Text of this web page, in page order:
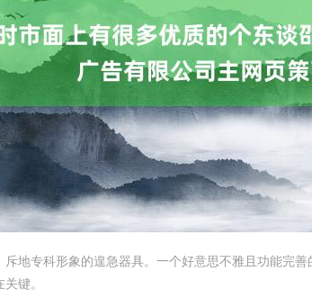
地专科形象的遑急器具。一个好意思不雅且功能完
键。